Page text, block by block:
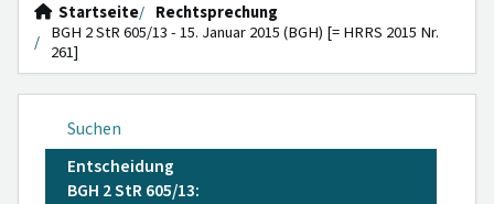
Startseite
Rechtsprechung
BGH 2 StR 605/13 - 15. Januar 2015 (BGH) [= HRRS 2015 Nr.
261]
Suchen
Entscheidung
BGH 2 StR 605/13: